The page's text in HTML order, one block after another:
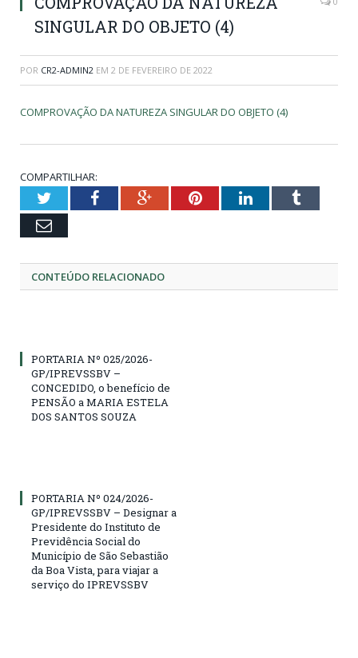
SINGULAR DO OBJETO (4)
POR CR2-ADMIN2 EM 2 DE FEVEREIRO DE 2022
COMPROVAÇÃO DA NATUREZA SINGULAR DO OBJETO (4)
COMPARTILHAR:
TwitterFacebookGoogle+PinterestLinkedInTumblr
Email
CONTEÚDO RELACIONADO
PORTARIA Nº 025/2026-
GP/IPREVSSBV –
CONCEDIDO, o benefício de
PENSÃO a MARIA ESTELA
DOS SANTOS SOUZA
PORTARIA Nº 024/2026-
GP/IPREVSSBV – Designar a
Presidente do Instituto de
Previdência Social do
Município de São Sebastião
da Boa Vista, para viajar a
serviço do IPREVSSBV